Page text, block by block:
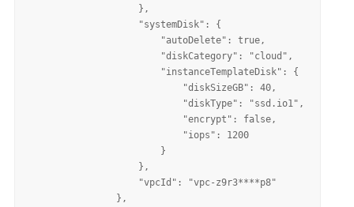
                    },
                    "systemDisk": {
                        "autoDelete": true,
                        "diskCategory": "cloud",
                        "instanceTemplateDisk": {
                            "diskSizeGB": 40,
                            "diskType": "ssd.io1",
                            "encrypt": false,
                            "iops": 1200
                        }
                    },
                    "vpcId": "vpc-z9r3****p8"
                },